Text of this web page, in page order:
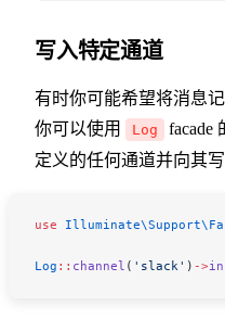
写入特定通道
有时你可能希望将消息
你可以使用
Log facade
定义的任何通道并向其写
use
Log :: channel ( 'slack' ) ->